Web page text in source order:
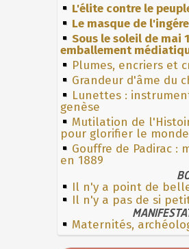
L'élite contre le
Le masque de
Sous le soleil de mai
emballement
Plumes, encriers et
Grandeur d'âme du
Lunettes :
genèse
Mutilation de
pour glorifier le
Gouffre de Padirac :
en 1889
Il n'y a point de
Il n'y a pas de si
Maternités,